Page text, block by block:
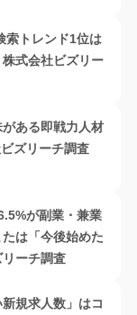
索トレンド1位は
式会社ビズリー
ある即戦力人材
ズリーチ調査
が副業・兼業
は「今後始めた
ーチ調査
規求人数」はコ